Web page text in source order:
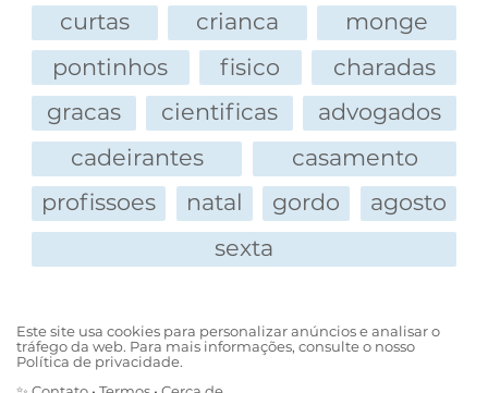
Cafiaspirina Cruz,
Capote Valente e Marimbondo da Trindade,
Caius Marcius Africanus,
Carabino Tiro Certo,
Carlos Alberto Santíssimo Sacramento Cantinho
da Vila Alencar da Corte Real Sampaio Carneiro
de Souza e Faro,
Caso Raro Yamada,
Céu Azul do Sol Poente,
Chevrolet da Silva Ford,
Cincero do Nascimento,
Cinconegue Washington Matos,
curtas
crianca
monge
pontinhos
fisico
charadas
gracas
cientificas
advogados
cadeirantes
casamento
profissoes
natal gordo
agosto
sexta
Este site usa cookies para personalizar anúncios e analisar o
tráfego da web. Para mais informações, consulte o nosso
Política de privacidade.